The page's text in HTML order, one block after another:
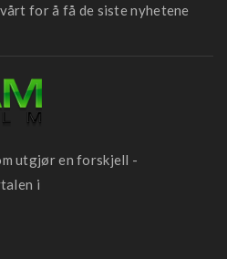
for å få de siste nyhetene
utgjør en forskjell -
i